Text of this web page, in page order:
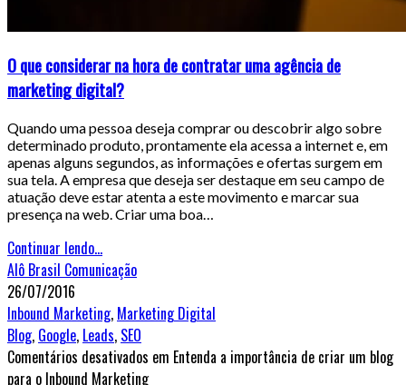
O que considerar na hora de contratar uma agência de
marketing digital?
Quando uma pessoa deseja comprar ou descobrir algo sobre
determinado produto, prontamente ela acessa a internet e, em
apenas alguns segundos, as informações e ofertas surgem em
sua tela. A empresa que deseja ser destaque em seu campo de
atuação deve estar atenta a este movimento e marcar sua
presença na web. Criar uma boa…
Continuar lendo...
Alô Brasil Comunicação
26/07/2016
Inbound Marketing, Marketing Digital
Blog, Google, Leads, SEO
Comentários desativados em Entenda a importância de criar um blog
para o Inbound Marketing